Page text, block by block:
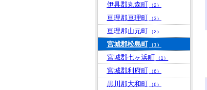
伊具郡丸森町 （2）
亘理郡亘理町 （3）
亘理郡山元町 （2）
宮城郡松島町 （1）
宮城郡七ヶ浜町 （1）
宮城郡利府町 （6）
黒川郡大和町 （6）